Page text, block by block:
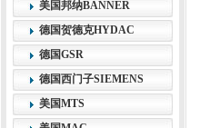
美国邦纳BANNER
德国贺德克HYDAC
德国GSR
德国西门子SIEMENS
美国MTS